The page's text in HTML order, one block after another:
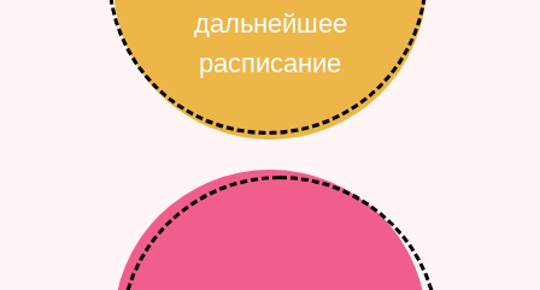
дальнейшее
расписание